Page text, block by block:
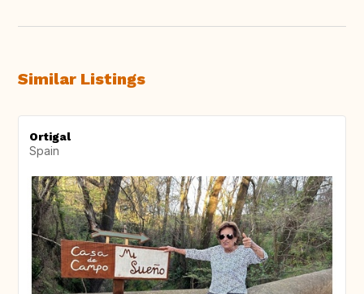
Similar Listings
Ortigal
Spain